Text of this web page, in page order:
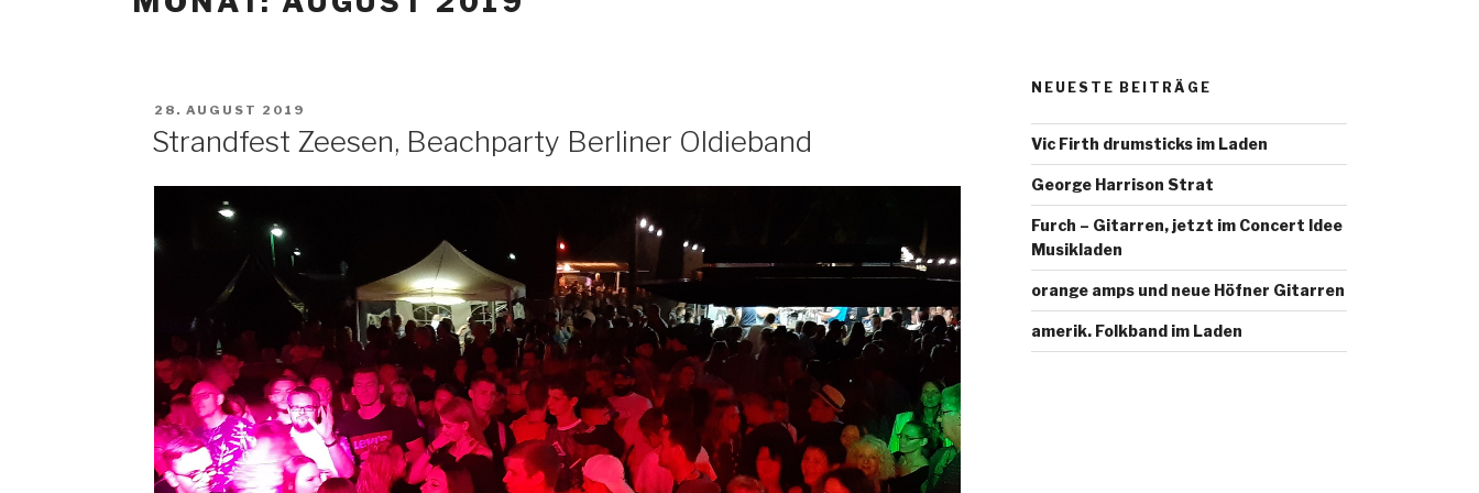
VERÖFFENTLICHT
AM
28. AUGUST 2019
Strandfest Zeesen, Beachparty Berliner Oldieband
NEUESTE BEITRÄGE
Vic Firth drumsticks im Laden
George Harrison Strat
Furch – Gitarren, jetzt im Concert Idee
Musikladen
orange amps und neue Höfner Gitarren
amerik. Folkband im Laden